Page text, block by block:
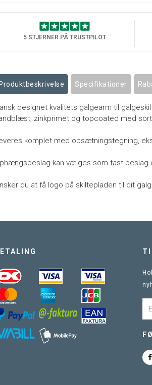
5 STJERNER PÅ TRUSTPILOT
Produktbeskrivelse Specifikationer
designet kvalitets galgearm til
zinkprimet og topcoated med sort
komplet med opsætningstegning,
kan vælges som fast beslag
du at få logo på skiltepladen til dit